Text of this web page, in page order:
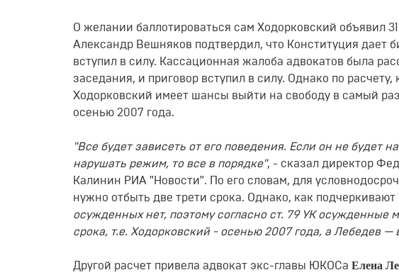
О желании баллотироваться сам Ходорковский объявил
Александр Вешняков подтвердил, что Конституция дает
вступил в силу. Кассационная жалоба адвокатов была
заседания, и приговор вступил в силу. Однако по
Ходорковский имеет шансы выйти на свободу в самый
осенью 2007 года.
"Все будет зависеть от его поведения. Если он не будет
нарушать режим, то все в порядке", - сказал директор
Калинин РИА "Новости". По его словам, для
нужно отбыть две трети срока. Однако, как
осужденных нет, поэтому согласно ст. 79 УК осужденные
срока, т.е. Ходорковский - осенью 2007 года, а Лебедев —
Другой расчет привела адвокат экс-главы ЮКОСа Елена